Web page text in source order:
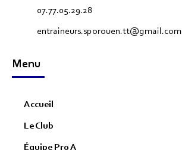
07.77.05.29.28
entraineurs.sporouen.tt@gmail.com
Menu
Accueil
Le Club
Équipe Pro A